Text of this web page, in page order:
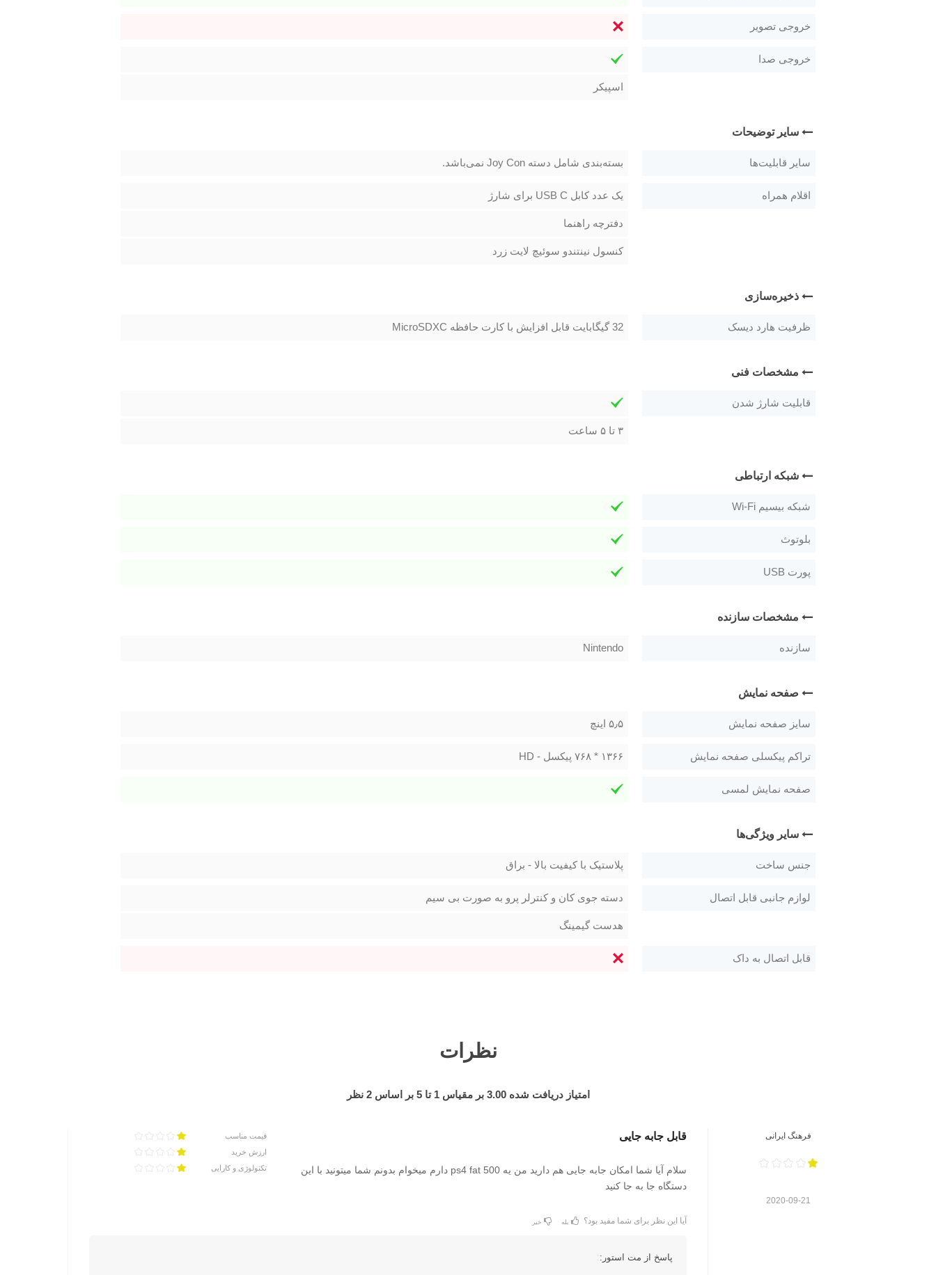
خروجی تصویر
خروجی صدا
اسپیکر
سایر توضیحات
سایر قابلیت‌ها بسته‌بندی شامل دسته Joy Con نمی‌باشد.
اقلام همراه یک عدد کابل USB C برای شارژ
دفترچه راهنما
کنسول نینتندو سوئیچ لایت زرد
ذخیره‌سازی
ظرفیت هارد دیسک 32 گیگابایت قابل افزایش با کارت حافظه MicroSDXC
مشخصات فنی
قابلیت شارژ شدن
۳ تا ۵ ساعت
شبکه ارتباطی
شبکه بیسیم Wi-Fi
بلوتوث
پورت USB
مشخصات سازنده
سازنده Nintendo
صفحه نمایش
سایز صفحه نمایش ۵٫۵ اینچ
تراکم پیکسلی صفحه نمایش ۱۳۶۶ * ۷۶۸ پیکسل - HD
صفحه نمایش لمسی
سایر ویژگی‌ها
جنس ساخت پلاستیک با کیفیت بالا - براق
لوازم جانبی قابل اتصال دسته جوی کان و کنترلر پرو به صورت بی سیم
هدست گیمینگ
قابل اتصال به داک
نظرات
امتیاز دریافت شده3.00 بر مقیاس1 تا5 بر اساس2 نظر
فرهنگ ایرانی
2020-09-21
قابل جابه جایی
سلام آیا شما امکان جابه جایی هم دارید من یه ps4 fat 500 دارم میخوام بدونم شما میتونید با این
دستگاه جا به جا کنید
قیمت مناسب
ارزش خرید
تکنولوژی و کارایی
آیا این نظر برای شما مفید بود؟ بله خیر
پاسخ از مت استور: